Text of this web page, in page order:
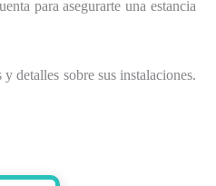
para asegurarte una estancia
detalles sobre sus instalaciones.